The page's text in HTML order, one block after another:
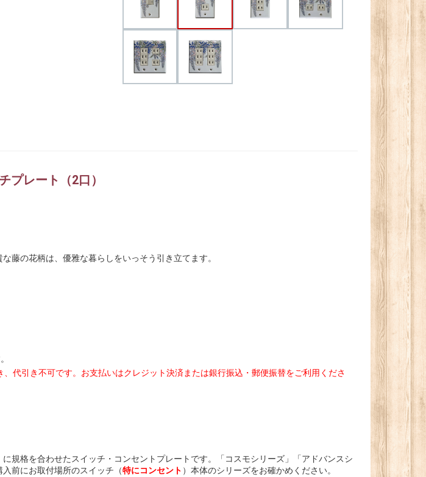
プレート（2口）
藤の花柄は、優雅な暮らしをいっそう引き立てます。
代引き不可です。お支払いはクレジット決済または銀行振込・郵便振替をご利用くださ
規格を合わせたスイッチ・コンセントプレートです。「コスモシリーズ」「アドバンスシ
前にお取付場所のスイッチ（特にコンセント ）本体のシリーズをお確かめください。